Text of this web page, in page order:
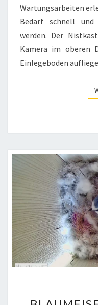
Wartungsarbeiten
Bedarf schnell und
werden. Der
Kamera im oberen
Einlegeboden